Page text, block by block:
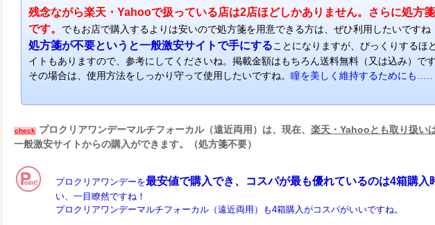
残念ながら楽天・Yahooで扱っている店は2店ほどしかありません。さらに処方
です。 でもお店で購入するよりは安いので処方箋を用意できる方は、ぜひ利用したいですね
処方箋が不要というと一般激安サイトで手にすることになりますが、びっくりするほ
イトもありますので、参考にしてくださいね。掲載金額はもちろん送料無料（又は込み）です
その場合は、使用方法をしっかり守って使用したいですね。 瞳を美しく維持するためにも…..
check プロクリアワンデーマルチフォーカル（遠近両用）は、現在、 楽天・Yahooとも取り扱い
一般激安サイトからの購入ができます。（処方箋不要）
プロクリアワンデーを最安値で購入でき、コスパが最も優れているのは4箱購入
い、一目瞭然ですね！
プロクリアワンデーマルチフォーカル（遠近両用）も4箱購入がコスパがいいですね。